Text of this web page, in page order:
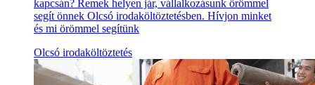
kapcsán? Remek helyen jár, vállalkozásunk örömmel
segít önnek Olcsó irodaköltöztetésben. Hívjon minket
és mi örömmel segítünk
Olcsó irodaköltöztetés